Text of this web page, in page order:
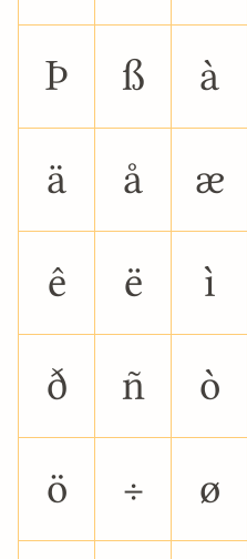
Þ ß à
ä å æ
ê ë ì
ð ñ ò
ö ÷ ø